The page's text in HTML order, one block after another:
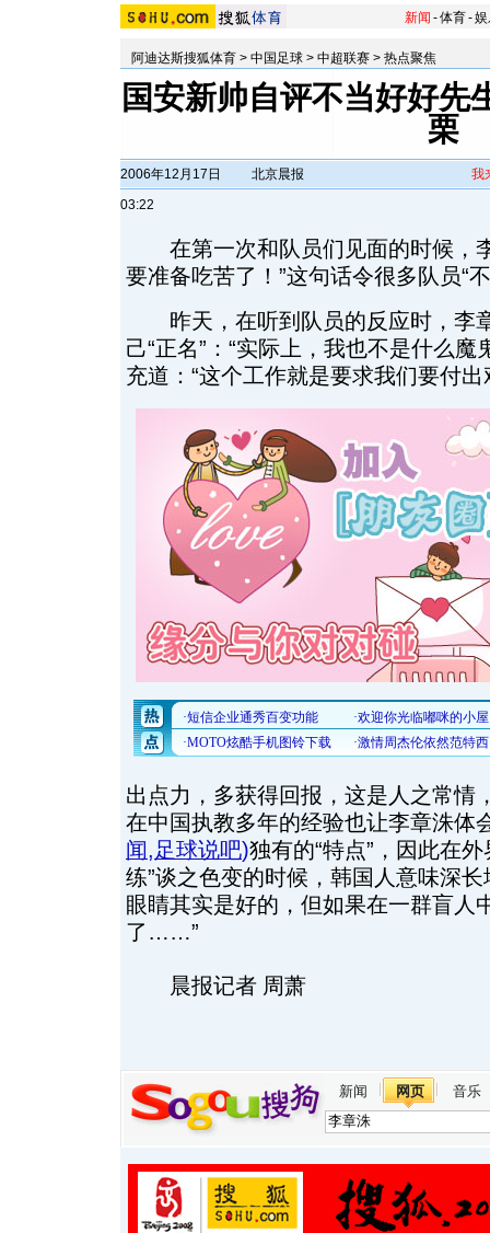
新闻 -体育-
阿迪达斯搜狐体育 > 中国足球 > 中超联赛 > 热点聚焦
国安新帅自评不当好好先
栗
2006年12月17日
03:22
北京晨报 我
在第一次和队员们见面的时候，
要准备吃苦了！”这句话令很多队员“
昨天，在听到队员的反应时，李
己“正名”：“实际上，我也不是什么
充道：“这个工作就是要求我们要付
出点力，多获得回报，这是人之常情
在中国执教多年的经验也让李章洙体
闻,足球说吧)独有的“特点”，因此在
练”谈之色变的时候，韩国人意味深
眼睛其实是好的，但如果在一群盲人
了……”
晨报记者 周萧
新闻 网页 音乐